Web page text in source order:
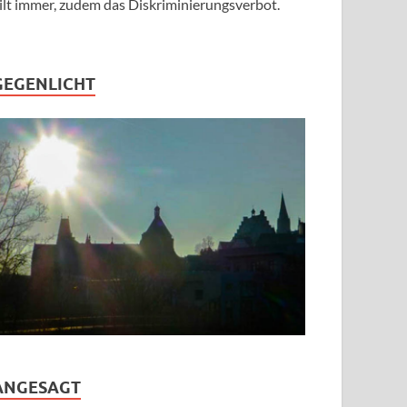
immer, zudem das Diskriminierungsverbot.